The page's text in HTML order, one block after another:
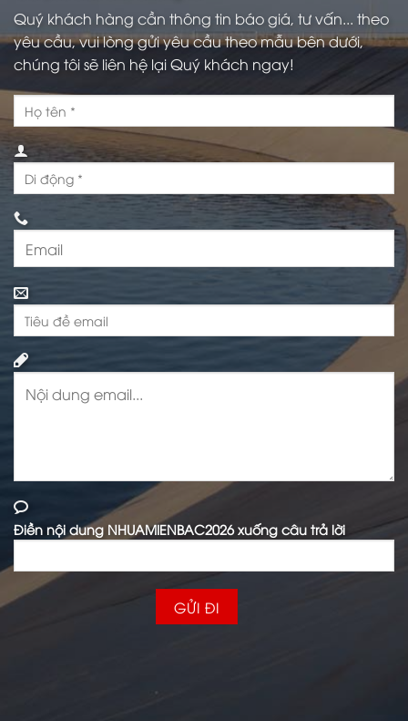
Quý khách hàng cần thông tin báo giá, tư vấn... theo
yêu cầu, vui lòng gửi yêu cầu theo mẫu bên dưới,
chúng tôi sẽ liên hệ lại Quý khách ngay!
Điền nội dung NHUAMIENBAC2026 xuống câu trả lời